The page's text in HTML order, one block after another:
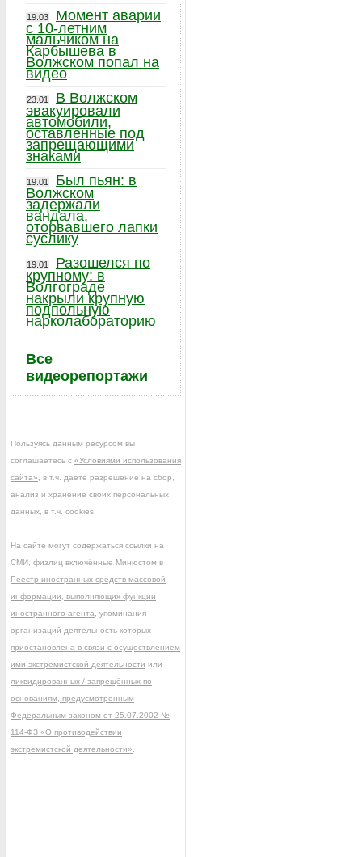
19.03
Момент аварии
с 10-летним
мальчиком на
Карбышева в
Волжском попал на
видео
23.01
В Волжском
эвакуировали
автомобили,
оставленные под
запрещающими
знаками
19.01
Был пьян: в
Волжском
задержали
вандала,
оторвавшего лапки
суслику
19.01
Разошелся по
крупному: в
Волгограде
накрыли крупную
подпольную
нарколабораторию
Все
видеорепортажи
Пользуясь данным ресурсом вы
соглашаетесь с «Условиями использования
сайта» , в т.ч. даёте разрешение на сбор,
анализ и хранение своих персональных
данных, в т.ч. cookies.
На сайте могут содержаться ссылки на
СМИ, физлиц включённые Минюстом в
Реестр иностранных средств массовой
информации, выполняющих функции
иностранного агента , упоминания
организаций деятельность которых
приостановлена в связи с осуществлением
ими экстремистской деятельности или
ликвидированных / запрещённых по
основаниям, предусмотренным
Федеральным законом от 25.07.2002 №
114-ФЗ «О противодействии
экстремистской деятельности»